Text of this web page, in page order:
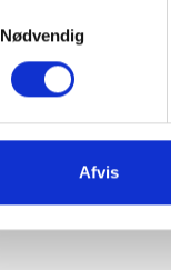
Nødvendig
Afvis